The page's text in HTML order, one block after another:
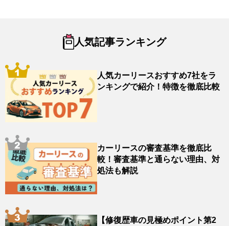
人気記事ランキング
人気カーリースおすすめ7社をラ
ンキングで紹介！特徴を徹底比較
カーリースの審査基準を徹底比
較！審査基準と通らない理由、対
処法も解説
【修復歴車の見極めポイント第2